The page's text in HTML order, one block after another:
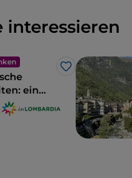
interessieren
Like
ein
Genießen